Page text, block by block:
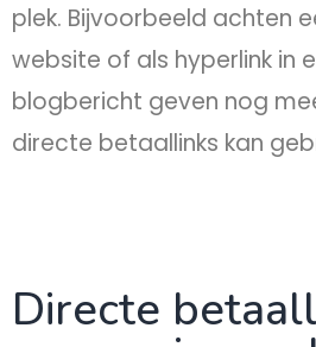
plek. Bijvoorbeeld achten
website of als hyperlink in
blogbericht geven nog
directe betaallinks kan
Directe